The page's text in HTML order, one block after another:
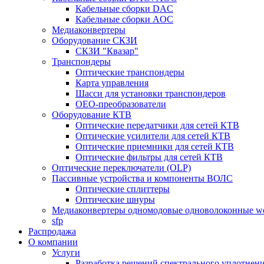
Кабельные сборки DAC
Кабельные сборки AOC
Медиаконвертеры
Оборудование СКЗИ
СКЗИ "Квазар"
Транспондеры
Оптические транспондеры
Карта управления
Шасси для установки транспондеров
OEO-преобразователи
Оборудование КТВ
Оптические передатчики для сетей КТВ
Оптические усилители для сетей КТВ
Оптические приемники для сетей КТВ
Оптические фильтры для сетей КТВ
Оптические переключатели (OLP)
Пассивные устройства и компоненты ВОЛС
Оптические сплиттеры
Оптические шнуры
Медиаконвертеры одномодовые одноволоконные
sfp
Распродажа
О компании
Услуги